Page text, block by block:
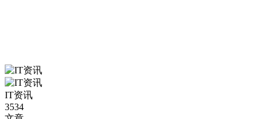
IT资讯
3534